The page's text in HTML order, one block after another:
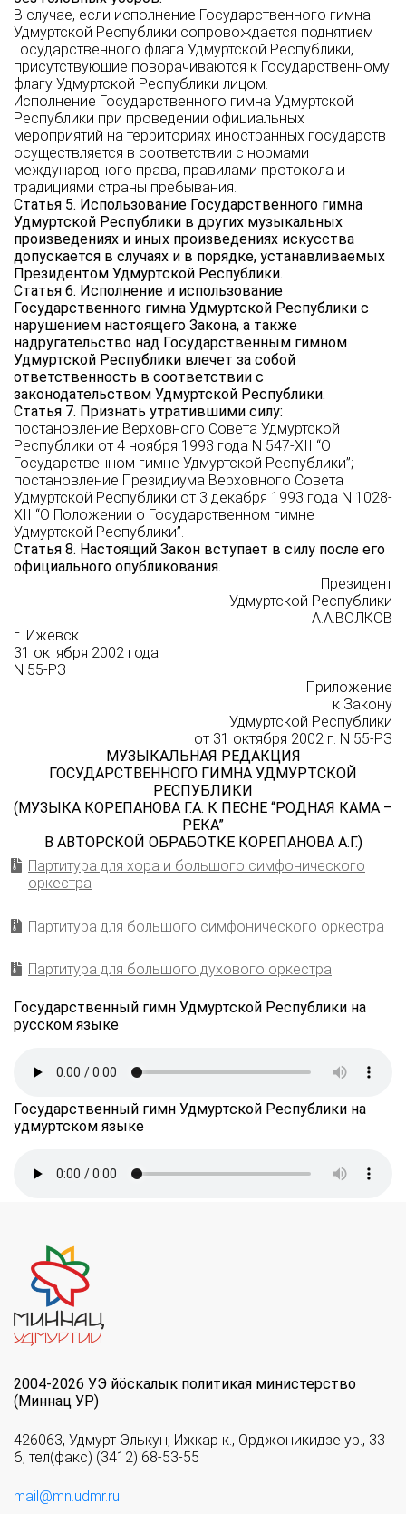
В случае, если исполнение Государственного гимна
Удмуртской Республики сопровождается поднятием
Государственного флага Удмуртской Республики,
присутствующие поворачиваются к Государственному
флагу Удмуртской Республики лицом.
Исполнение Государственного гимна Удмуртской
Республики при проведении официальных
мероприятий на территориях иностранных государств
осуществляется в соответствии с нормами
международного права, правилами протокола и
традициями страны пребывания.
Статья 5. Использование Государственного гимна
Удмуртской Республики в других музыкальных
произведениях и иных произведениях искусства
допускается в случаях и в порядке, устанавливаемых
Президентом Удмуртской Республики.
Статья 6. Исполнение и использование
Государственного гимна Удмуртской Республики с
нарушением настоящего Закона, а также
надругательство над Государственным гимном
Удмуртской Республики влечет за собой
ответственность в соответствии с
законодательством Удмуртской Республики.
Статья 7. Признать утратившими силу:
постановление Верховного Совета Удмуртской
Республики от 4 ноября 1993 года N 547-XII “О
Государственном гимне Удмуртской Республики”;
постановление Президиума Верховного Совета
Удмуртской Республики от 3 декабря 1993 года N 1028-
XII “О Положении о Государственном гимне
Удмуртской Республики”.
Статья 8. Настоящий Закон вступает в силу после его
официального опубликования.
Президент
Удмуртской Республики
А.А.ВОЛКОВ
г. Ижевск
31 октября 2002 года
N 55-РЗ
Приложение
к Закону
Удмуртской Республики
от 31 октября 2002 г. N 55-РЗ
МУЗЫКАЛЬНАЯ РЕДАКЦИЯ
ГОСУДАРСТВЕННОГО ГИМНА УДМУРТСКОЙ
РЕСПУБЛИКИ
(МУЗЫКА КОРЕПАНОВА Г.А. К ПЕСНЕ “РОДНАЯ КАМА –
РЕКА”
В АВТОРСКОЙ ОБРАБОТКЕ КОРЕПАНОВА А.Г.)
Партитура для хора и большого симфонического
оркестра
Партитура для большого симфонического оркестра
Партитура для большого духового оркестра
Государственный гимн Удмуртской Республики на
русском языке
Государственный гимн Удмуртской Республики на
удмуртском языке
2004-2026 УЭ йöскалык политикая министерство
(Миннац УР)
426063, Удмурт Элькун, Ижкар к., Орджоникидзе ур., 33
б, тел(факс) (3412) 68-53-55
mail@mn.udmr.ru